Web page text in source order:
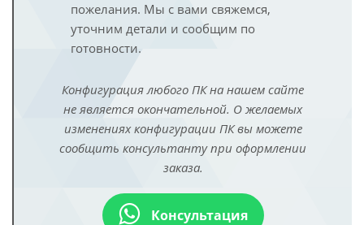
пожелания. Мы с вами свяжемся,
уточним детали и сообщим по
готовности.
Конфигурация любого ПК на нашем сайте
не является окончательной. О желаемых
изменениях конфигурации ПК вы можете
сообщить консультанту при оформлении
заказа.
Консультация